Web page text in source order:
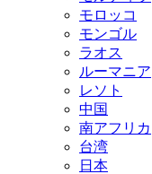
モロッコ
モンゴル
ラオス
ルーマニア
レソト
中国
南アフリカ
台湾
日本